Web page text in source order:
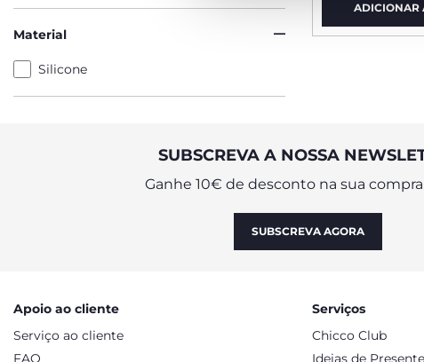
Material
Silicone
ADICIONAR
SUBSCREVA A NOSSA
Ganhe 10€ de desconto na sua
SUBSCREVA AGORA
Apoio ao cliente
Serviço ao cliente
FAQ
Serviços
Chicco Club
Ideias de